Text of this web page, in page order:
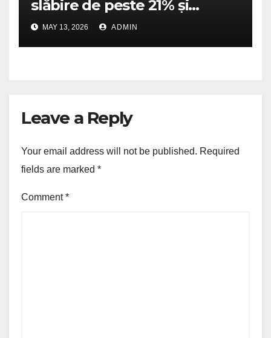
slăbire de peste 21% și
dublează scorurile de
îmbunătățire a mobilității
fizice
MAY 13, 2026 ADMIN
Leave a Reply
Your email address will not be published. Required
fields are marked *
Comment*